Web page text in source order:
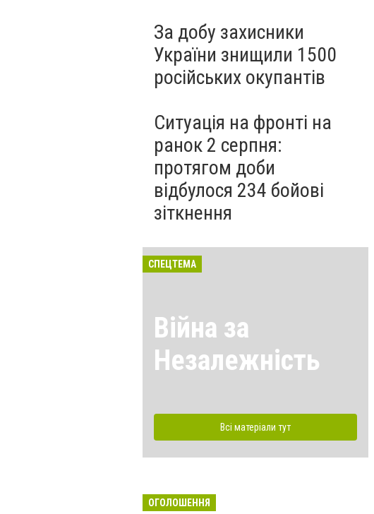
За добу захисники
України знищили 1500
російських окупантів
Ситуація на фронті на
ранок 2 серпня:
протягом доби
відбулося 234 бойові
зіткнення
СПЕЦТЕМА
Війна за
Незалежність
Всі матеріали тут
ОГОЛОШЕННЯ